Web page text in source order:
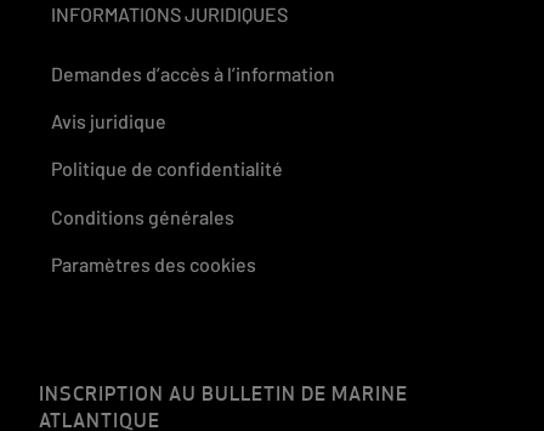
INFORMATIONS JURIDIQUES
Demandes d’accès à l’information
Avis juridique
Politique de confidentialité
Conditions générales
Paramètres des cookies
INSCRIPTION AU BULLETIN DE MARINE
ATLANTIQUE